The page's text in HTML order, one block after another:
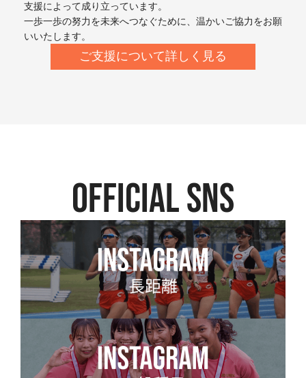
支援によって成り立っています。
一歩一歩の努力を未来へつなぐために、温かいご協力をお願
いいたします。
ご支援について詳しく見る
official SNS